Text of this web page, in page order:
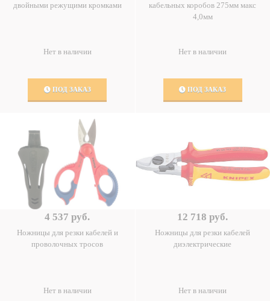
двойными режущими кромками
Нет в наличии
ПОД ЗАКАЗ
кабельных коробов 275мм макс
4,0мм
Нет в наличии
ПОД ЗАКАЗ
4 537 руб.
Ножницы для резки кабелей и
проволочных тросов
Нет в наличии
12 718 руб.
Ножницы для резки кабелей
диэлектрические
Нет в наличии